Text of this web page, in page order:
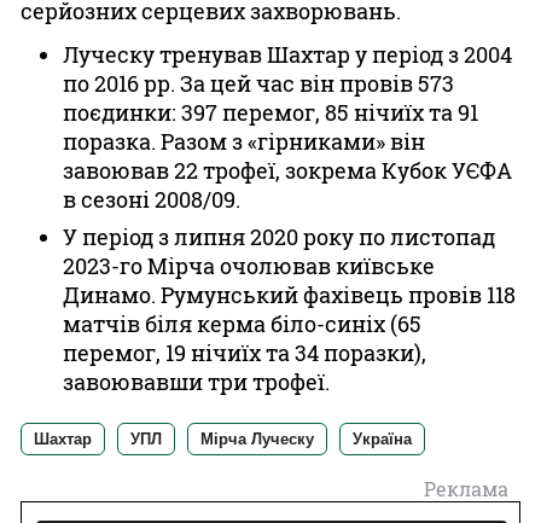
серйозних серцевих захворювань.
Луческу тренував Шахтар у період з 2004
по 2016 рр. За цей час він провів 573
поєдинки: 397 перемог, 85 нічиїх та 91
поразка. Разом з «гірниками» він
завоював 22 трофеї, зокрема Кубок УЄФА
в сезоні 2008/09.
У період з липня 2020 року по листопад
2023-го Мірча очолював київське
Динамо. Румунський фахівець провів 118
матчів біля керма біло-синіх (65
перемог, 19 нічиїх та 34 поразки),
завоювавши три трофеї.
Шахтар УПЛ Мірча Луческу Україна
Реклама